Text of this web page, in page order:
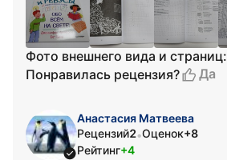
Фото внешнего вида и страниц:
Понравилась рецензия?
Да
Анастасия Матвеева
Рецензий2•Оценок+8
Рейтинг+4